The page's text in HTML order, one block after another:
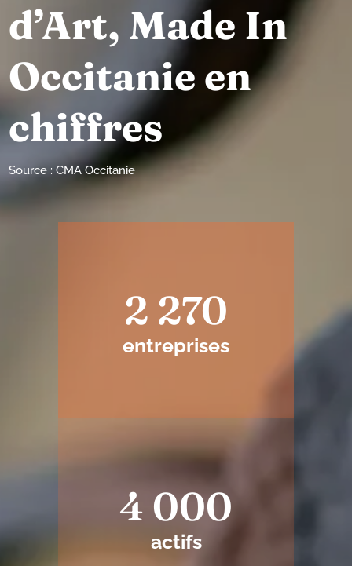
d’Art, Made In
Occitanie en
chiffres
Source : CMA Occitanie
2 270
entreprises
4 000
actifs